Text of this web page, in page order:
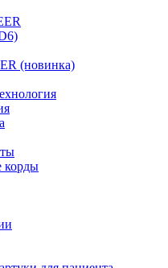
(новинка)
корды